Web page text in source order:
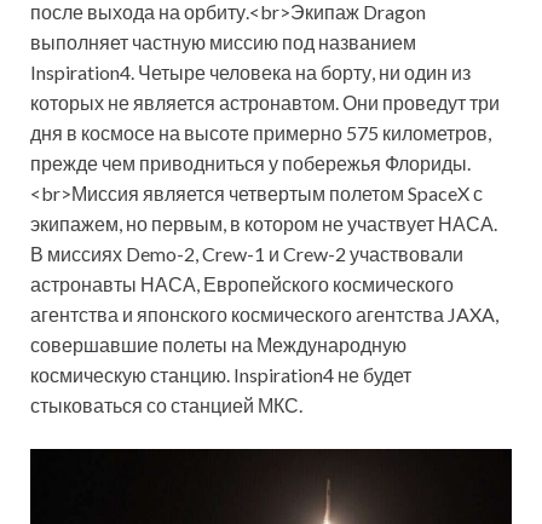
после выхода на орбиту.<br>Экипаж Dragon
выполняет частную миссию под названием
Inspiration4. Четыре человека на борту, ни один из
которых не является астронавтом. Они проведут три
дня в космосе на высоте примерно 575 километров,
прежде чем приводниться у побережья Флориды.
<br>Миссия является четвертым полетом SpaceX с
экипажем, но первым, в котором не участвует НАСА.
В миссиях Demo-2, Crew-1 и Crew-2 участвовали
астронавты НАСА, Европейского космического
агентства и японского космического агентства JAXA,
совершавшие полеты на Международную
космическую станцию. Inspiration4 не будет
стыковаться со станцией МКС.